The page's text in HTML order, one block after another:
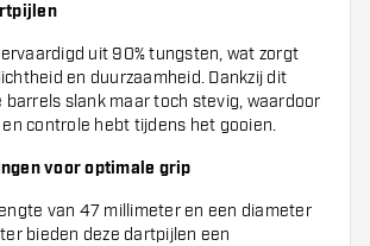
uit 90% tungsten, wat zorgt
en duurzaamheid. Dankzij dit
barrels slank maar toch stevig, waardoor
controle hebt tijdens het gooien.
voor optimale grip
van 47 millimeter en een diameter
bieden deze dartpijlen een